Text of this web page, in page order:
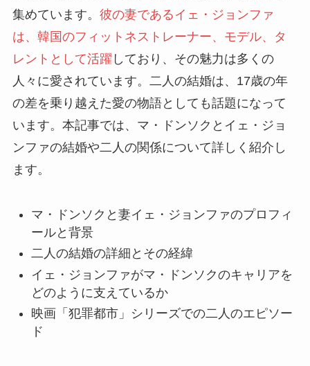
集めています。 彼の妻であるイェ・ジョンファ
は、韓国のフィットネストレーナー、モデル、タ
レントとして活躍 しており、その魅力は多くの
人々に愛されています。二人の結婚は、17歳の年
の差を乗り越えた愛の物語としても話題になって
います。本記事では、マ・ドンソクとイェ・ジョ
ンファの結婚や二人の関係について詳しく紹介し
ます。
マ・ドンソクと妻イェ・ジョンファのプロフィ
ールと背景
二人の結婚の詳細とその経緯
イェ・ジョンファがマ・ドンソクのキャリアを
どのように支えているか
映画「犯罪都市」シリーズでの二人のエピソー
ド